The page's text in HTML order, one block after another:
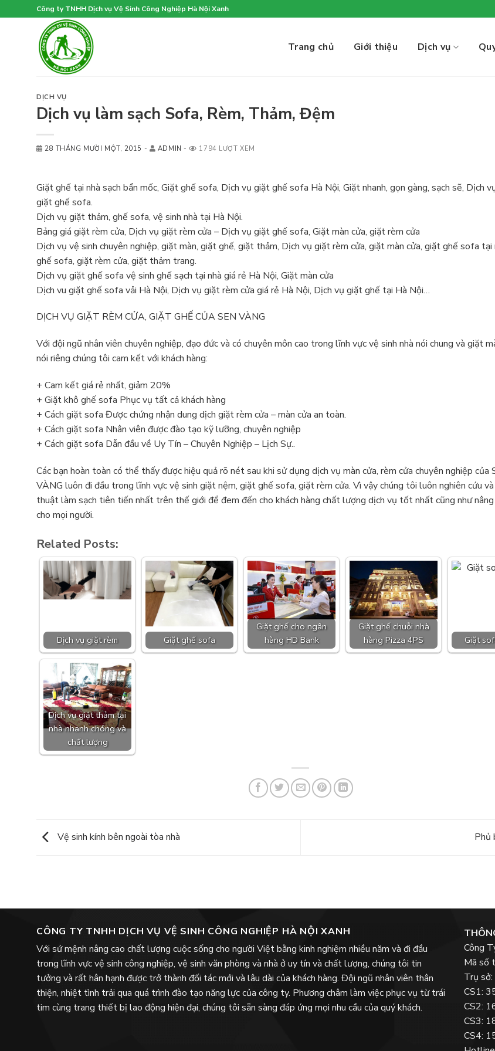
to
Công ty TNHH Dịch vụ Vệ Sinh Công Nghiệp Hà Nội Xanh
Trang chủ Giới thiệu Dịch vụ
DỊCH VỤ
Dịch vụ làm sạch Sofa, Rèm, Thảm, Đệm
28 THÁNG MƯỜI MỘT, 2015 - ADMIN - 1794 LƯỢT XEM
Giặt ghế tại nhà sạch bẩn mốc, Giặt ghế sofa, Dịch vụ giặt ghế sofa Hà Nội, Giặt nhanh, gọn gàng, sạch sẽ, Dịch
giặt ghế sofa.
Dịch vụ giặt thảm, ghế sofa, vệ sinh nhà tại Hà Nội.
Bảng giá giặt rèm cửa, Dịch vụ giặt rèm cửa – Dịch vụ giặt ghế sofa, Giặt màn cửa, giặt rèm cửa
Dịch vụ vệ sinh chuyên nghiệp, giặt màn, giặt ghế, giặt thảm, Dịch vụ giặt rèm cửa, giặt màn cửa, giặt ghế sofa tại
ghế sofa, giặt rèm cửa, giặt thảm trang.
Dịch vụ giặt ghế sofa vệ sinh ghế sạch tại nhà giá rẻ Hà Nội, Giặt màn cửa
Dịch vu giặt ghế sofa vải Hà Nội, Dịch vụ giặt rèm cửa giá rẻ Hà Nội, Dịch vụ giặt ghế tại Hà Nội…
DỊCH VỤ GIẶT RÈM CỬA, GIẶT GHẾ CỦA SEN VÀNG
Với đội ngũ nhân viên chuyên nghiệp, đạo đức và có chuyên môn cao trong lĩnh vực vệ sinh nhà nói chung và giặt
nói riêng chúng tôi cam kết với khách hàng:
+ Cam kết giá rẻ nhất, giảm 20%
+ Giặt khô ghế sofa Phục vụ tất cả khách hàng
+ Cách giặt sofa Được chứng nhận dung dịch giặt rèm cửa – màn cửa an toàn.
+ Cách giặt sofa Nhân viên được đào tạo kỹ lưỡng, chuyên nghiệp
+ Cách giặt sofa Dẫn đầu về Uy Tín – Chuyên Nghiệp – Lịch Sự..
Các bạn hoàn toàn có thể thấy được hiệu quả rõ nét sau khi sử dụng dịch vụ màn cửa, rèm cửa chuyên nghiệp của
VÀNG luôn đi đầu trong lĩnh vực vệ sinh giặt nệm, giặt ghế sofa, giặt rèm cửa. Vì vậy chúng tôi luôn nghiên cứu
thuật làm sạch tiên tiến nhất trên thế giới để đem đến cho khách hàng chất lượng dịch vụ tốt nhất cũng như
cho mọi người.
Related Posts:
Dịch vụ giặt rèm Giặt ghế sofa
Giặt ghế cho ngân
hàng HD Bank
Giặt ghế chuỗi nhà
hàng Pizza 4PS
Giặt
Dịch vụ giặt thảm tại
nhà nhanh chóng và
chất lượng
Vệ sinh kính bên ngoài tòa nhà Phủ
CÔNG TY TNHH DỊCH VỤ VỆ SINH CÔNG NGHIỆP HÀ NỘI XANH
Với sứ mệnh nâng cao chất lượng cuộc sống cho người Việt bằng kinh nghiệm nhiều năm và đi đầu
trong lĩnh vực vệ sinh công nghiệp, vệ sinh văn phòng và nhà ở uy tín và chất lượng, chúng tôi tin
tưởng và rất hân hạnh được trở thành đối tác mới và lâu dài của khách hàng. Đội ngũ nhân viên thân
thiện, nhiệt tình trải qua quá trình đào tạo năng lực của công ty. Phương châm làm việc phục vụ từ trái
tim cùng trang thiết bị lao động hiện đại, chúng tôi sẵn sàng đáp ứng mọi nhu cầu của quý khách.
Công
Mã số
Trụ
CS1:
CS2:
CS3:
CS4: